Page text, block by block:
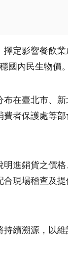
擇定影響餐飲
國內民生物價。
在臺北市、
者保護處等
進銷貨之價
合現場稽查及
續溯源，以